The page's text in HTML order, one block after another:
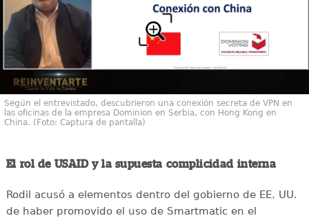
Según el entrevistado, descubrieron una conexión secreta de VPN en
las oficinas de la empresa Dominion en Serbia, con Hong Kong en
China. (Foto: Captura de pantalla)
El rol de USAID y la supuesta complicidad interna
Rodil acusó a elementos dentro del gobierno de EE. UU.
de haber promovido el uso de Smartmatic en el